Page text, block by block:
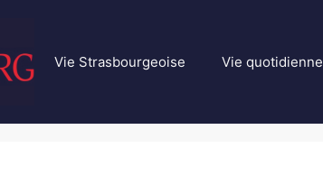
Vie Strasbourgeoise Vie quotidienne